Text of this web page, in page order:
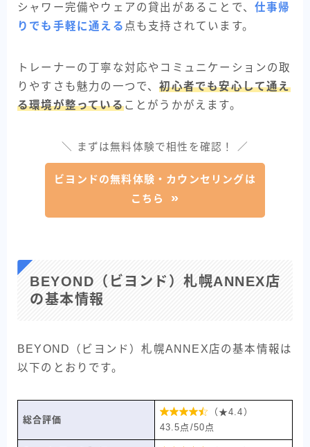
シャワー完備やウェアの貸出があることで、 仕事帰
りでも手軽に通える 点も支持されています。
トレーナーの丁寧な対応やコミュニケーションの取
りやすさも魅力の一つで、初心者でも安心して通え
る環境が整っていることがうかがえます。
＼ まずは無料体験で相性を確認！ ／
ビヨンドの無料体験・カウンセリングは
こちら
BEYOND（ビヨンド）札幌ANNEX店
の基本情報
BEYOND（ビヨンド）札幌ANNEX店の基本情報は
以下のとおりです。
総合評価

（★4.4）
43.5点/50点